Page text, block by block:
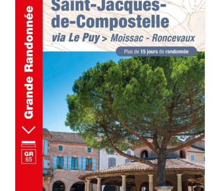
AJOUTER AU PANIER / DÉTAILS